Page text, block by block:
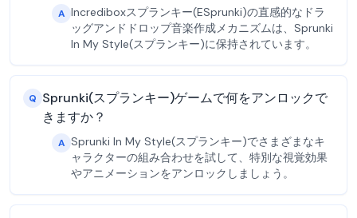
A Incrediboxスプランキー(ESprunki)の直感的なドラ
ッグアンドドロップ音楽作成メカニズムは、Sprunki
In My Style(スプランキー)に保持されています。
Q Sprunki(スプランキー)ゲームで何をアンロックで
きますか？
A Sprunki In My Style(スプランキー)でさまざまなキ
ャラクターの組み合わせを試して、特別な視覚効果
やアニメーションをアンロックしましょう。